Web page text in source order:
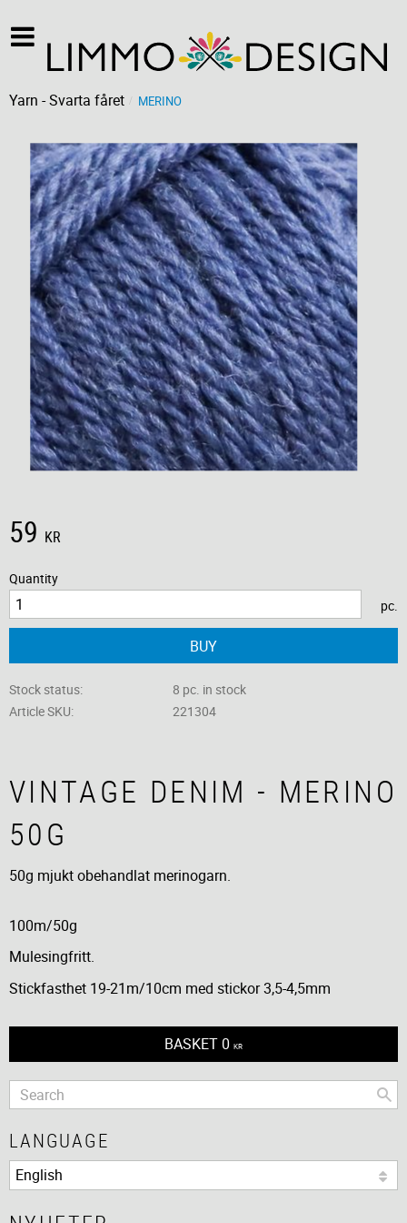
Yarn - Svarta fåret MERINO
59 KR
Quantity
pc.
BUY
Stock status
8 pc. in stock
Article SKU
221304
VINTAGE DENIM - MERINO
50G
50g mjukt obehandlat merinogarn.
100m/50g
Mulesingfritt.
Stickfasthet 19-21m/10cm med stickor 3,5-4,5mm
BASKET 0 KR
LANGUAGE